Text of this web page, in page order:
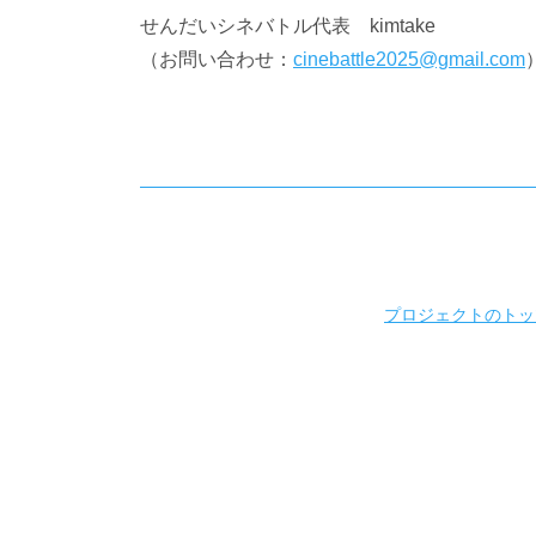
せんだいシネバトル代表
kimtake
（お問い合わせ： cinebattle2025@gmail.com）
プロジェクトのト